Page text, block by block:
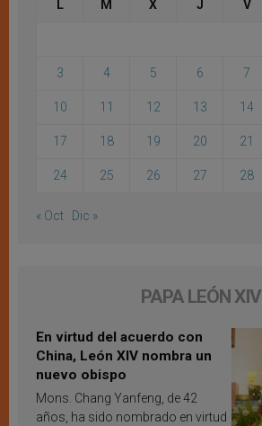
L M X J V
3 4 5 6 7
10 11 12 13 14
17 18 19 20 21
24 25 26 27 28
« Oct Dic »
PAPA LEÓN XIV
En virtud del acuerdo con
China, León XIV nombra un
nuevo obispo
Mons. Chang Yanfeng, de 42
años, ha sido nombrado en virtud